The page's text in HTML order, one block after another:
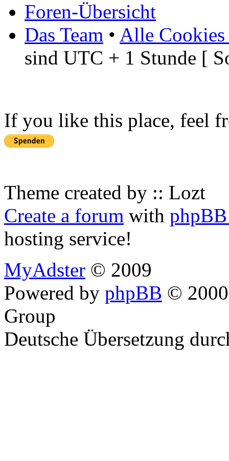
Foren-Übersicht
Das Team • Alle Cookies
sind UTC + 1 Stunde [
If you like this place, feel
Theme created by :: Lozt
Create a forum with
hosting service!
MyAdster © 2009
Powered by phpBB ©
Group
Deutsche Übersetzung